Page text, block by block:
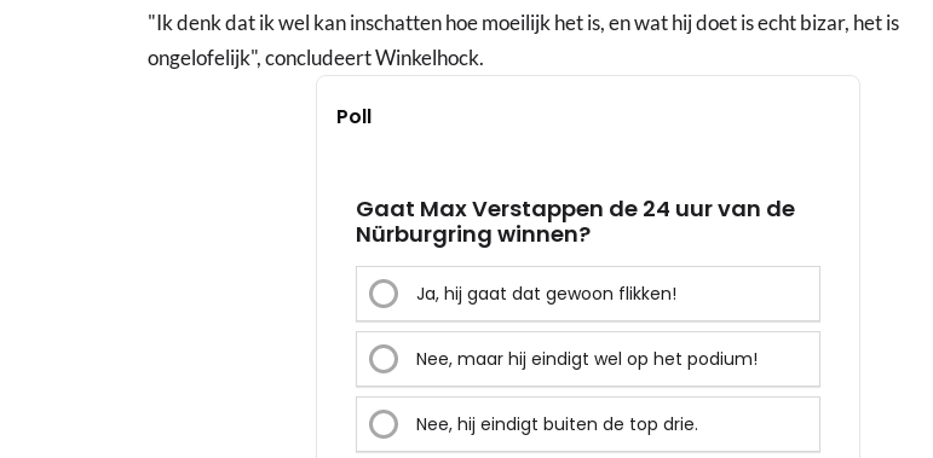
"Ik denk dat ik wel kan inschatten hoe moeilijk het is, en wat hij doet is echt bizar, het is
ongelofelijk", concludeert Winkelhock.
Poll
Gaat Max Verstappen de 24 uur van de
Nürburgring winnen?
Ja, hij gaat dat gewoon flikken!
Nee, maar hij eindigt wel op het podium!
Nee, hij eindigt buiten de top drie.